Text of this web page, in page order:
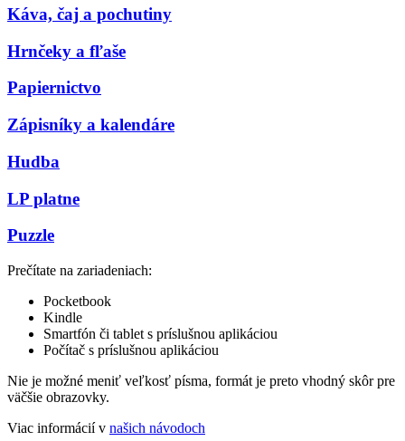
Káva, čaj a pochutiny
Hrnčeky a fľaše
Papiernictvo
Zápisníky a kalendáre
Hudba
LP platne
Puzzle
Prečítate na zariadeniach:
Pocketbook
Kindle
Smartfón či tablet s príslušnou aplikáciou
Počítač s príslušnou aplikáciou
Nie je možné meniť veľkosť písma, formát je preto vhodný skôr pre
väčšie obrazovky.
Viac informácií v našich návodoch